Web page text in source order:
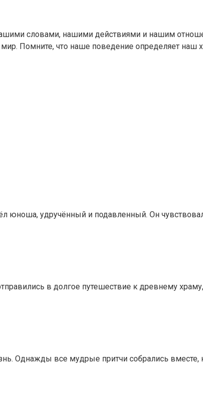
словами, нашими действиями и нашим
Помните, что наше поведение определяет наш
юноша, удручённый и подавленный. Он
в долгое путешествие к древнему
Однажды все мудрые притчи собрались вместе,